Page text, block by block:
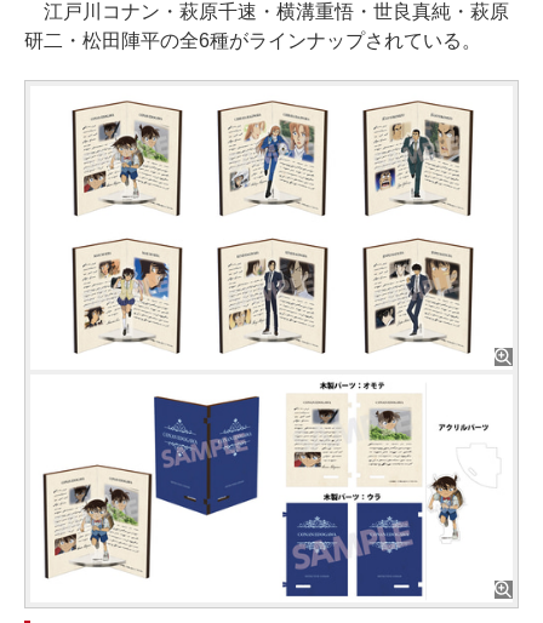
江戸川コナン・萩原千速・横溝重悟・世良真純・萩原
研二・松田陣平の全6種がラインナップされている。